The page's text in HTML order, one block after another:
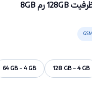
128 GB - 4 GB
64 GB - 4 GB